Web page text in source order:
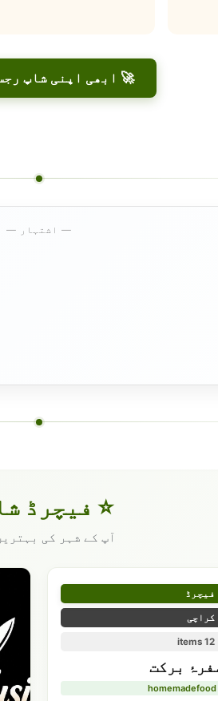
🚀 ابھی اپنی شاپ
— اشتہار —
⭐ فیچرڈ
آپ کے شہر کی
فیچرڈ
کراچی
12 items
برکت
homemadefood